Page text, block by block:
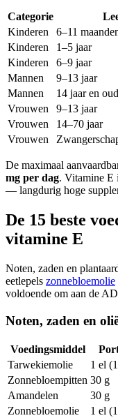
Categorie
Kinderen
6–11
Kinderen
1–5 jaar
Kinderen
6–9 jaar
Mannen
9–13 jaar
Mannen
14 jaar en
Vrouwen
9–13 jaar
Vrouwen
14–70 jaar
Vrouwen
De maximaal
mg per dag. Vitamine E
— langdurig hoge
De 15 beste
vitamine E
Noten, zaden en
eetlepels zonnebloemolie
voldoende om aan de
Noten, zaden en
Voedingsmiddel
Tarwekiemolie
1 el
Zonnebloempitten 30 g
Amandelen
30 g
Zonnebloemolie
1 el